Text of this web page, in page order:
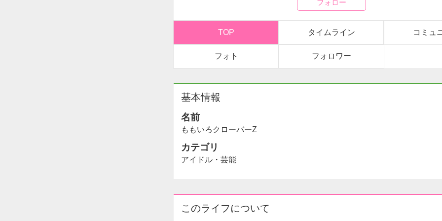
TOP タイムライン コミュ
フォト フォロワー
基本情報
名前
ももいろクローバーZ
カテゴリ
アイドル・芸能
このライフについて